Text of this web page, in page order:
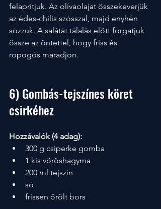
felaprítjuk. Az olívaolajat összekeverjük
az édes-chilis szósszal, majd enyhén
sózzuk. A salátát tálalás előtt forgatjuk
össze az öntettel, hogy friss és
ropogós maradjon.
6) Gombás-tejszínes köret
csirkéhez
Hozzávalók (4 adag):
300 g csiperke gomba
1 kis vöröshagyma
200 ml tejszín
só
frissen őrölt bors